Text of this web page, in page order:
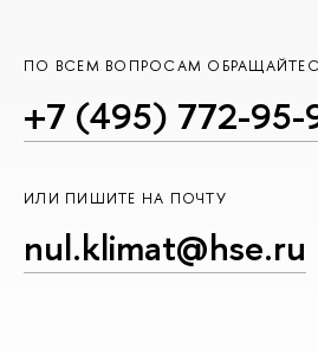
ПО ВСЕМ ВОПРОСАМ
+7 (495) 772-95-
ИЛИ ПИШИТЕ НА ПОЧТУ
nul.klimat@hse.ru